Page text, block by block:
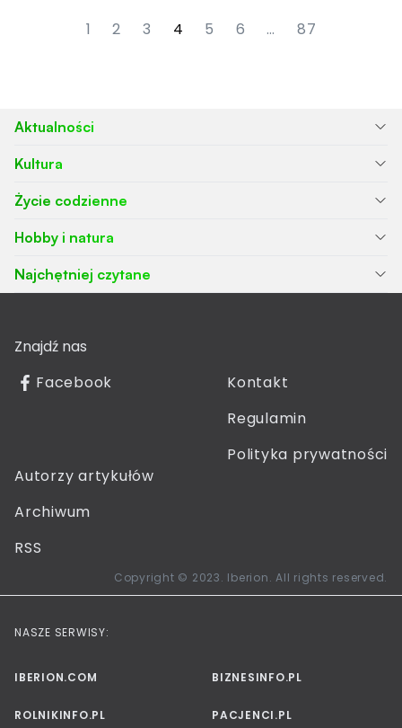
1 2 3 4 5 6 … 87
Aktualności
Kultura
Życie codzienne
Hobby i natura
Najchętniej czytane
Znajdź nas
Facebook
Kontakt
Regulamin
Polityka prywatności
Autorzy artykułów
Archiwum
RSS
Copyright © 2023. Iberion. All rights reserved.
NASZE SERWISY:
IBERION.COM BIZNESINFO.PL
ROLNIKINFO.PL PACJENCI.PL